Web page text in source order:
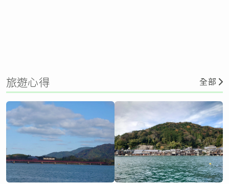
旅遊心得 全部